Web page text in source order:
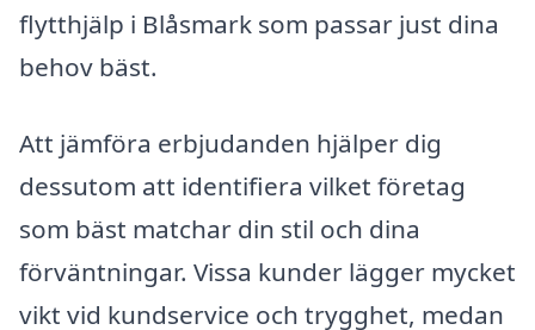
flytthjälp i Blåsmark som passar just dina
behov bäst.
Att jämföra erbjudanden hjälper dig
dessutom att identifiera vilket företag
som bäst matchar din stil och dina
förväntningar. Vissa kunder lägger mycket
vikt vid kundservice och trygghet, medan